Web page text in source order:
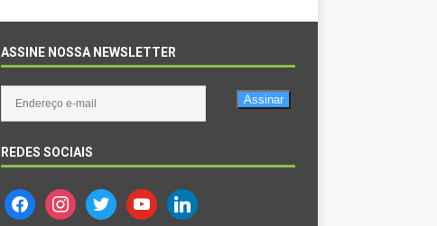
ASSINE NOSSA NEWSLETTER
Assinar
REDES SOCIAIS